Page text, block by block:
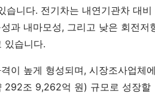
니다. 전기차는 내연기관차 대비
과 내마모성, 그리고 낮은 회전저
있습니다.
이 높게 형성되며, 시장조사업체에
292조 9,262억 원) 규모로 성장할